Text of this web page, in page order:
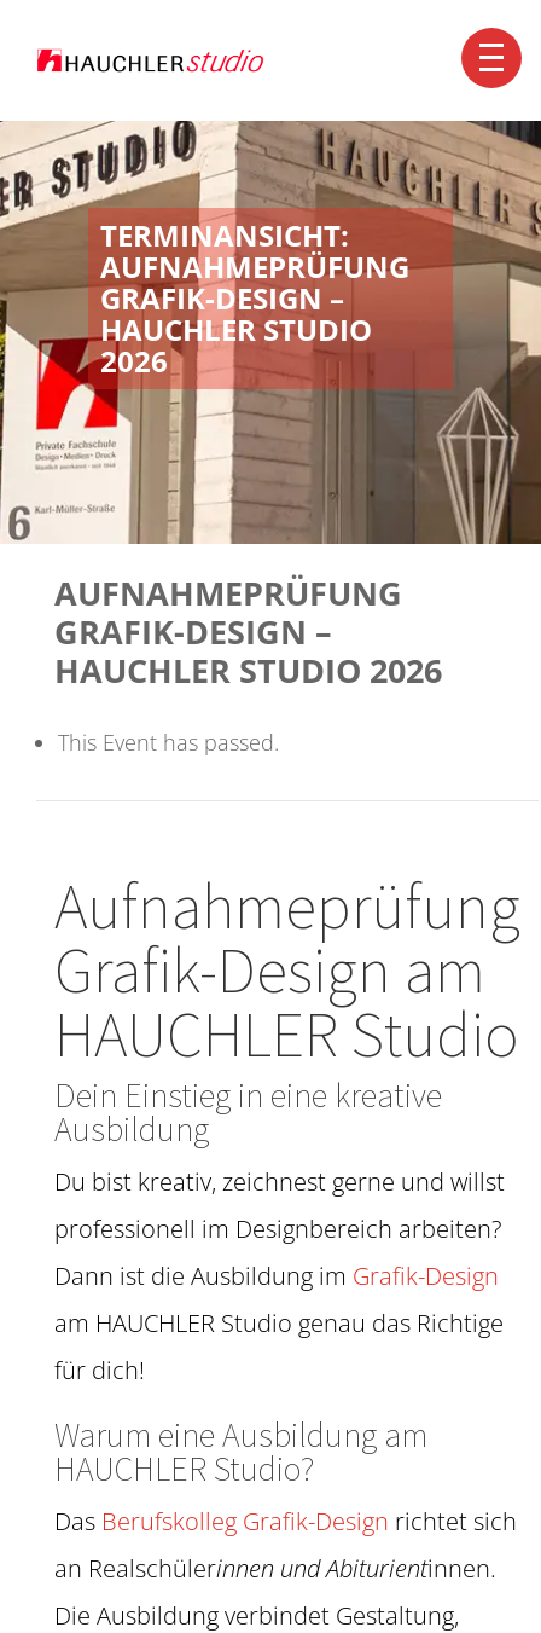
TERMINANSICHT:
AUFNAHMEPRÜFUNG
GRAFIK-DESIGN –
HAUCHLER STUDIO
2026
AUFNAHMEPRÜFUNG
GRAFIK-DESIGN –
HAUCHLER STUDIO 2026
This Event has passed.
Aufnahmeprüfung
Grafik-Design am
HAUCHLER Studio
Dein Einstieg in eine kreative
Ausbildung
Du bist kreativ, zeichnest gerne und willst
professionell im Designbereich arbeiten?
Dann ist die Ausbildung im Grafik-Design
am HAUCHLER Studio genau das Richtige
für dich!
Warum eine Ausbildung am
HAUCHLER Studio?
Das Berufskolleg Grafik-Design richtet sich
an Realschülerinnen und Abiturientinnen.
Die Ausbildung verbindet Gestaltung,